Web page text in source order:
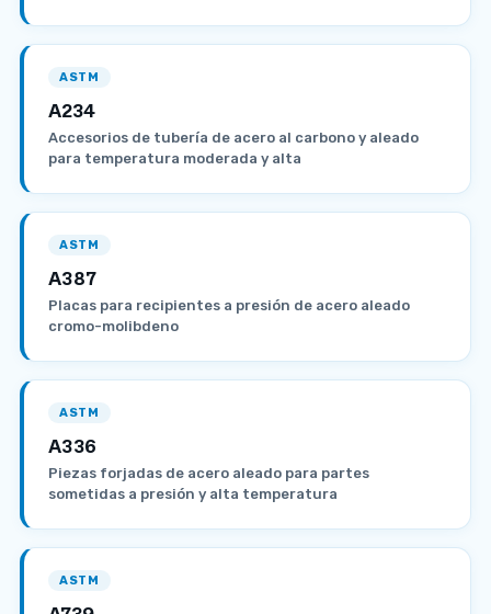
ASTM
A234
Accesorios de tubería de acero al carbono y aleado
para temperatura moderada y alta
ASTM
A387
Placas para recipientes a presión de acero aleado
cromo-molibdeno
ASTM
A336
Piezas forjadas de acero aleado para partes
sometidas a presión y alta temperatura
ASTM